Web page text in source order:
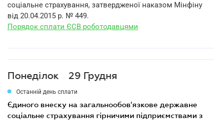
соціальне страхування, затвердженої наказом Мінфіну
від 20.04.2015 р. № 449.
Порядок сплати ЄСВ роботодавцями
Понеділок 29 Грудня
Останній день сплати
єдиного внеску на загальнообов'язкове державне
соціальне страхування гірничими підприємствами з